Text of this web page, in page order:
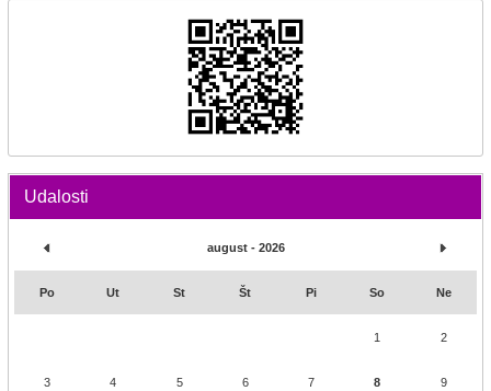
Udalosti
august - 2026
Po Ut St Št Pi So Ne
1 2
3 4 5 6 7 8 9